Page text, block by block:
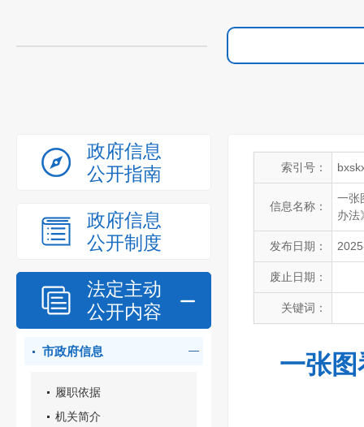
政府信息
公开指南
政府信息
公开制度
法定主动
公开内容
市政府信息
履职依据
机关简介
索引号：
信息名称：
一张
办法
发布日期：
废止日期：
关键词：
一张